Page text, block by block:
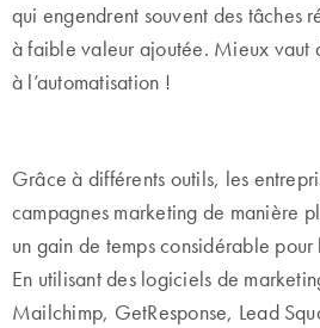
qui engendrent souvent des tâches
à faible valeur ajoutée. Mieux vaut
à l’automatisation !
Grâce à différents outils, les
campagnes marketing de manière
un gain de temps considérable
En utilisant des logiciels de
Mailchimp, GetResponse, Lead